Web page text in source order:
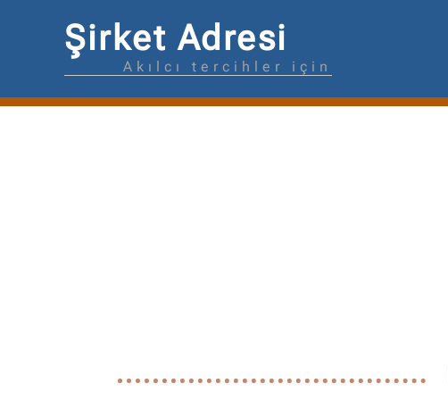
Şirket Adresi
Akılcı tercihler için